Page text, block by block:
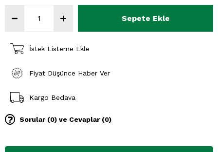
İstek Listeme Ekle
Fiyat Düşünce Haber Ver
Kargo Bedava
Sorular (0) ve Cevaplar (0)